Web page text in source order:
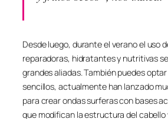
Desde luego, durante el verano el uso
reparadoras, hidratantes y nutritivas
grandes aliadas. También puedes
sencillos, actualmente han lanzado
para crear ondas surferas con bases
que modifican la estructura del cabello